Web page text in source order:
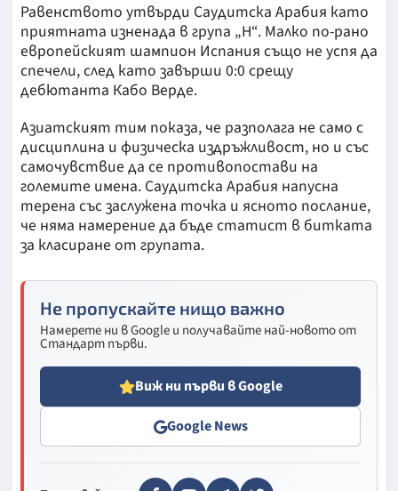
Равенството утвърди Саудитска Арабия като
приятната изненада в група „Н“. Малко по-рано
европейският шампион Испания също не успя да
спечели, след като завърши 0:0 срещу
дебютанта Кабо Верде.
Азиатският тим показа, че разполага не само с
дисциплина и физическа издръжливост, но и със
самочувствие да се противопостави на
големите имена. Саудитска Арабия напусна
терена със заслужена точка и ясното послание,
че няма намерение да бъде статист в битката
за класиране от групата.
Не пропускайте нищо важно
Намерете ни в Google и получавайте най-новото от
Стандарт първи.
Виж ни първи в Google
Google News